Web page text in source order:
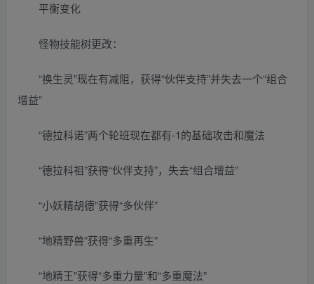
平衡变化
怪物技能树更改：
“换生灵”现在有减阻，获得“伙伴支持”并失去一个“组合
增益”
“德拉科诺”两个轮班现在都有-1的基础攻击和魔法
“德拉科祖”获得“伙伴支持”，失去“组合增益”
“小妖精胡德”获得“多伙伴”
“地精野兽”获得“多重再生”
“地精王”获得“多重力量”和“多重魔法”